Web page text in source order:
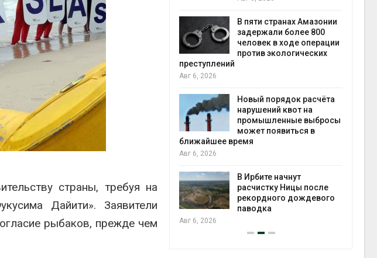
страны, требуя на
Дайити». Заявители
рыбаков, прежде чем
Авг 6, 2026
Учёные предложили
получать питьевую воду
Приложение «Экопульс»
для контроля мусорных
площадок запустят в
сентябре
Авг 6, 2026
биомассы из-за засух,
Авг 6, 2026
В пяти странах Амазонии
задержали более 800
человек в ходе операции
против экологических
преступлений
Авг 6, 2026
Новый порядок расчёта
нарушений квот на
промышленные выбросы
может появиться в
ближайшее время
Авг 6, 2026
В Ирбите начнут
расчистку Ницы после
рекордного дождевого
паводка
Авг 6, 2026